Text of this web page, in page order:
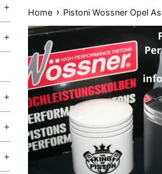
+
+
+
+
+
Home › Pistoni Wossner Opel